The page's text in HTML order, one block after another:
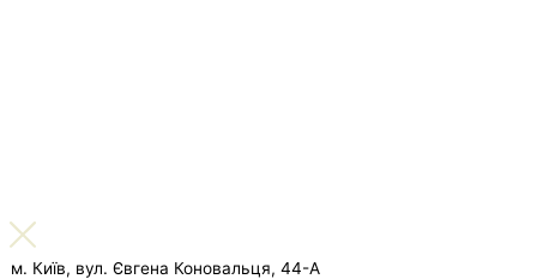
м. Київ, вул. Євгена Коновальця, 44-А